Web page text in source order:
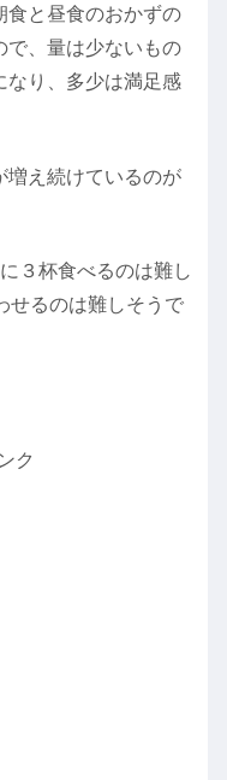
食と昼食のおかずの
で、量は少ないもの
なり、多少は満足感
増え続けているのが
３杯食べるのは難し
せるのは難しそうで
ク